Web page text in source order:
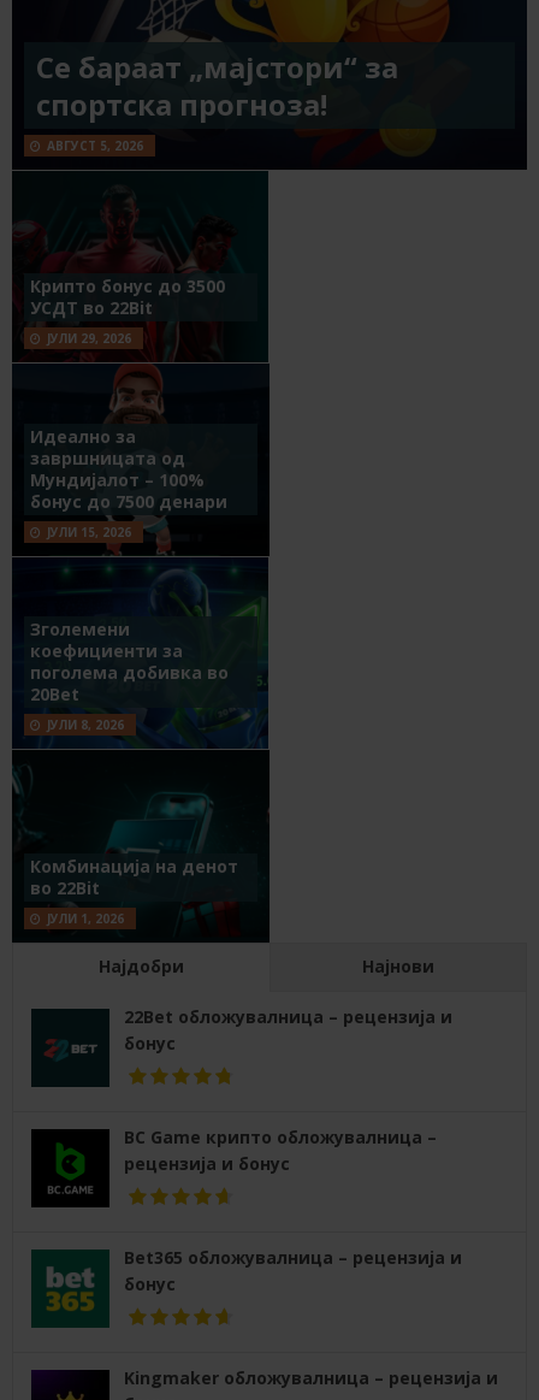
Се бараат „мајстори“ за
спортска прогноза!
АВГУСТ 5, 2026
Крипто бонус до 3500
УСДТ во 22Bit
ЈУЛИ 29, 2026
Идеално за
завршницата од
Мундијалот – 100%
бонус до 7500 денари
ЈУЛИ 15, 2026
Зголемени
коефициенти за
поголема добивка во
20Bet
ЈУЛИ 8, 2026
Комбинација на денот
во 22Bit
ЈУЛИ 1, 2026
Најдобри Најнови
22Bet обложувалница – рецензија и
бонус
BC Game крипто обложувалница –
рецензија и бонус
Bet365 обложувалница – рецензија и
бонус
Kingmaker обложувалница – рецензија и